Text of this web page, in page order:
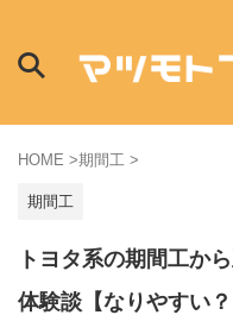
HOME >期間工 >
期間工
トヨタ系の期間工か
体験談【なりやすい？